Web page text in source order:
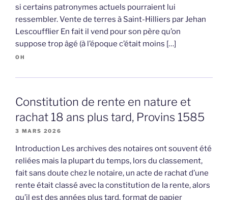
si certains patronymes actuels pourraient lui
ressembler. Vente de terres à Saint-Hilliers par Jehan
Lescoufflier En fait il vend pour son père qu’on
suppose trop âgé (à l’époque c’était moins […]
OH
Constitution de rente en nature et
rachat 18 ans plus tard, Provins 1585
3 MARS 2026
Introduction Les archives des notaires ont souvent été
reliées mais la plupart du temps, lors du classement,
fait sans doute chez le notaire, un acte de rachat d’une
rente était classé avec la constitution de la rente, alors
qu’il est des années plus tard. format de papier